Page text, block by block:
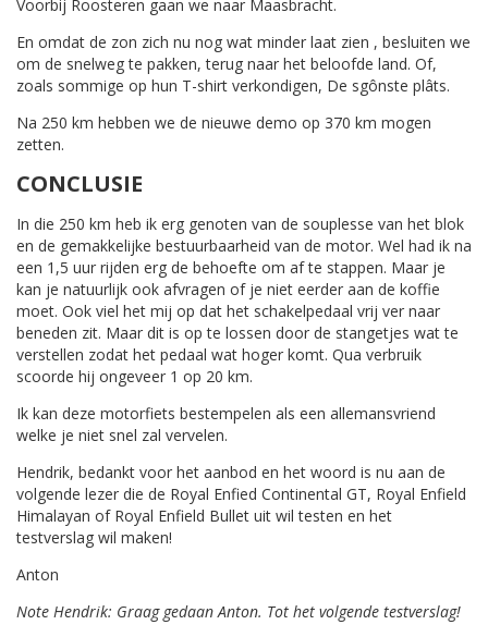
Voorbij Roosteren gaan we naar Maasbracht.
En omdat de zon zich nu nog wat minder laat zien , besluiten we
om de snelweg te pakken, terug naar het beloofde land. Of,
zoals sommige op hun T-shirt verkondigen, De sgônste plâts.
Na 250 km hebben we de nieuwe demo op 370 km mogen
zetten.
CONCLUSIE
In die 250 km heb ik erg genoten van de souplesse van het blok
en de gemakkelijke bestuurbaarheid van de motor. Wel had ik na
een 1,5 uur rijden erg de behoefte om af te stappen. Maar je
kan je natuurlijk ook afvragen of je niet eerder aan de koffie
moet. Ook viel het mij op dat het schakelpedaal vrij ver naar
beneden zit. Maar dit is op te lossen door de stangetjes wat te
verstellen zodat het pedaal wat hoger komt. Qua verbruik
scoorde hij ongeveer 1 op 20 km.
Ik kan deze motorfiets bestempelen als een allemansvriend
welke je niet snel zal vervelen.
Hendrik, bedankt voor het aanbod en het woord is nu aan de
volgende lezer die de Royal Enfied Continental GT, Royal Enfield
Himalayan of Royal Enfield Bullet uit wil testen en het
testverslag wil maken!
Anton
Note Hendrik: Graag gedaan Anton. Tot het volgende testverslag!